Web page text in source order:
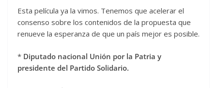
Esta película ya la vimos. Tenemos que acelerar el
consenso sobre los contenidos de la propuesta que
renueve la esperanza de que un país mejor es posible.
* Diputado nacional Unión por la Patria y
presidente del Partido Solidario.